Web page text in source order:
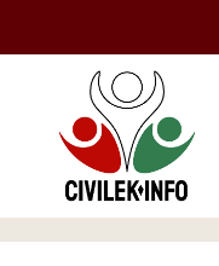
tartalomba